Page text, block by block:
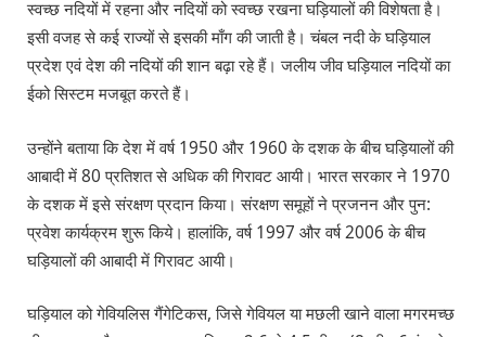
स्वच्छ नदियों में रहना और नदियों को स्वच्छ रखना घड़ियालों की विशेषता है।
इसी वजह से कई राज्यों से इसकी माँग की जाती है। चंबल नदी के घड़ियाल
प्रदेश एवं देश की नदियों की शान बढ़ा रहे हैं। जलीय जीव घड़ियाल नदियों का
ईको सिस्टम मजबूत करते हैं।
उन्होंने बताया कि देश में वर्ष 1950 और 1960 के दशक के बीच घड़ियालों की
आबादी में 80 प्रतिशत से अधिक की गिरावट आयी। भारत सरकार ने 1970
के दशक में इसे संरक्षण प्रदान किया। संरक्षण समूहों ने प्रजनन और पुन:
प्रवेश कार्यक्रम शुरू किये। हालांकि, वर्ष 1997 और वर्ष 2006 के बीच
घड़ियालों की आबादी में गिरावट आयी।
घड़ियाल को गेवियलिस गैंगेटिकस, जिसे गेवियल या मछली खाने वाला मगरमच्छ